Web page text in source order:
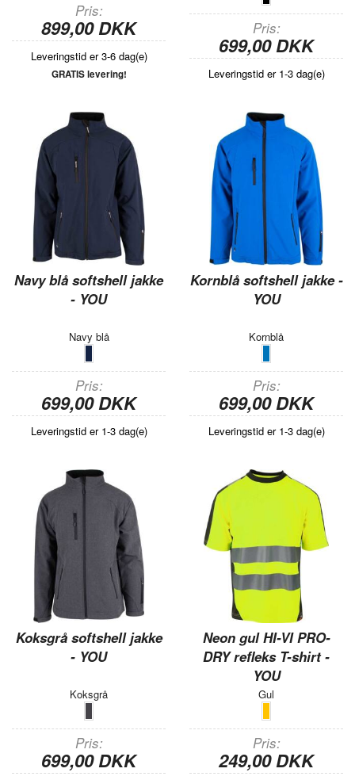
Pris
899,00 DKK
Leveringstid er 3-6 dag(e)
GRATIS levering!
Pris
699,00 DKK
Leveringstid er 1-3 dag(e)
Navy blå softshell jakke
- YOU
Navy blå
Pris
699,00 DKK
Leveringstid er 1-3 dag(e)
Kornblå softshell jakke -
YOU
Kornblå
Pris
699,00 DKK
Leveringstid er 1-3 dag(e)
Koksgrå softshell jakke
- YOU
Koksgrå
Pris
699,00 DKK
Neon gul HI-VI PRO-
DRY refleks T-shirt -
YOU
Gul
Pris
249,00 DKK